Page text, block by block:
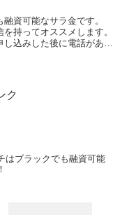
資可能なサラ金です。
持ってオススメします。
込みした後に電話があ
ク
はブラックでも融資可能